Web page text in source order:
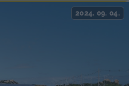
2024. 09. 04.